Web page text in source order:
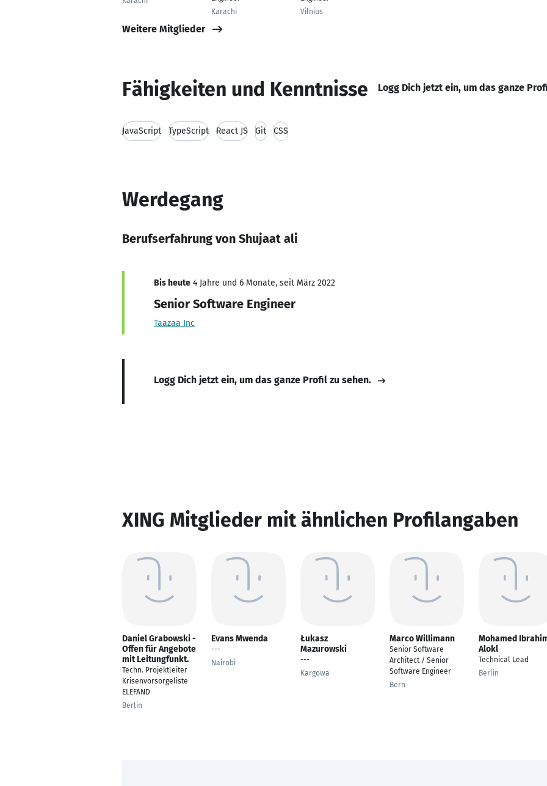
Karachi
Vilnius
Weitere Mitglieder
Fähigkeiten und Kenntnisse Logg Dich jetzt ein, um das ganze
JavaScript TypeScript React JS Git CSS
Werdegang
Berufserfahrung von Shujaat ali
Bis heute 4 Jahre und 6 Monate, seit März 2022
Senior Software Engineer
Taazaa Inc
Logg Dich jetzt ein, um das ganze Profil zu sehen.
XING Mitglieder mit ähnlichen Profilangaben
Daniel Grabowski -
Offen für Angebote
mit Leitungfunkt.
Techn. Projektleiter
Krisenvorsorgeliste
ELEFAND
Berlin
Evans Mwenda
---
Nairobi
Łukasz
Mazurowski
---
Kargowa
Marco Willimann
Senior Software
Architect / Senior
Software Engineer
Bern
Mohamed
Alokl
Technical Lead
Berlin